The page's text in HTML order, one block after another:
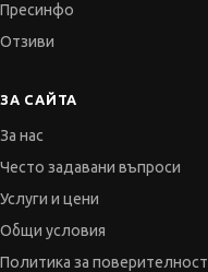
Пресинфо
Отзиви
ЗА САЙТА
За нас
Често задавани въпроси
Услуги и цени
Общи условия
Политика за поверителност